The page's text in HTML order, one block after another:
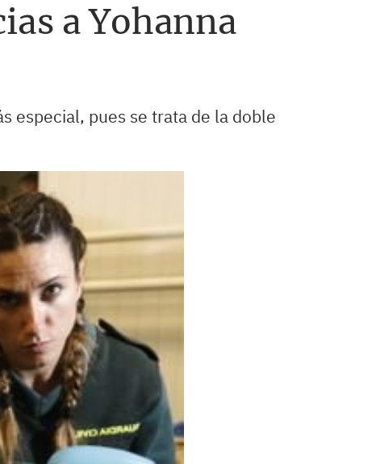
a Yohanna
especial, pues se trata de la doble